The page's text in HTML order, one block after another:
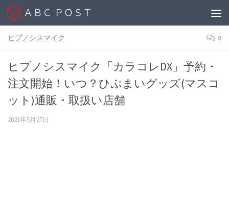
Skip to content
ヒプノシスマイク 0
ヒプノシスマイク「カラコレDX」予約・
注文開始！いつ？ひぷまいグッズ(マスコ
ット)通販・取扱い店舗
2021年5月27日